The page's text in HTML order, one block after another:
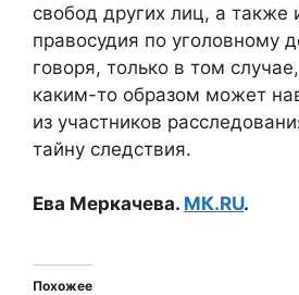
свобод других лиц, а также
правосудия по уголовному
говоря, только в том
каким-то образом может
из участников
тайну следствия.
Ева Меркачева. МК.RU.
Похожее